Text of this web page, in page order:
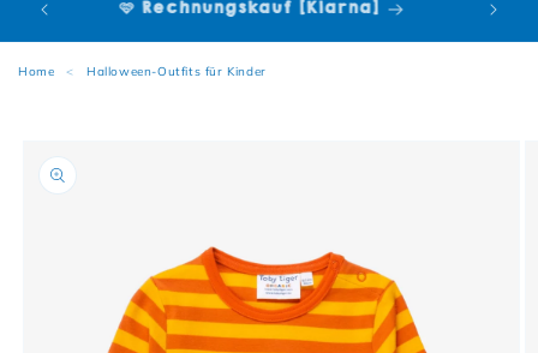
🩷 Rechnungskauf [Klarna]
Home < Halloween-Outfits für Kinder